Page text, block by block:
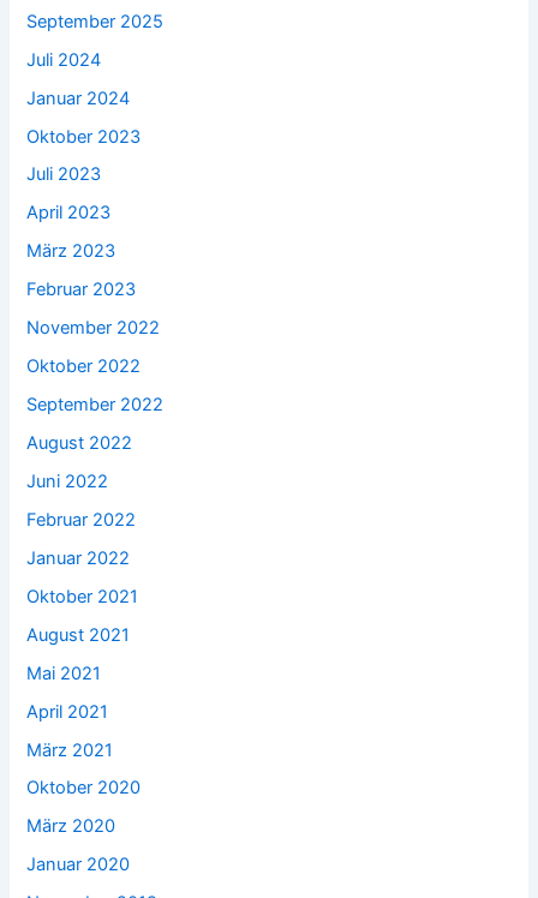
September 2025
Juli 2024
Januar 2024
Oktober 2023
Juli 2023
April 2023
März 2023
Februar 2023
November 2022
Oktober 2022
September 2022
August 2022
Juni 2022
Februar 2022
Januar 2022
Oktober 2021
August 2021
Mai 2021
April 2021
März 2021
Oktober 2020
März 2020
Januar 2020